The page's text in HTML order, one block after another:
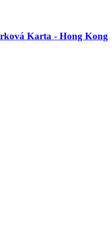
Karta - Hong Kong